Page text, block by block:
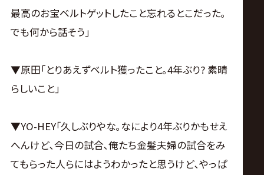
最高のお宝ベルトゲットしたこと忘れるとこだった｡
でも何から話そう｣
▼原田｢とりあえずベルト獲ったこと｡4年ぶり? 素晴
らしいこと｣
▼YO-HEY｢久しぶりやな｡なにより4年ぶりかもせえ
へんけど､今日の試合､俺たち金髪夫婦の試合をみ
てもらった人らにはようわかったと思うけど､やっぱ